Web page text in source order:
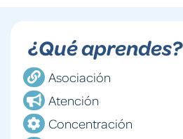
¿Qué aprendes?
Asociación
Atención
Concentración